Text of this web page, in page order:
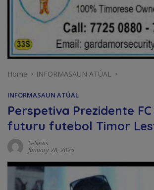
Home INFORMASAUN ATÚAL
INFORMASAUN ATÚAL
Perspetiva Prezidente FC
futuru futebol Timor
G-News
January 28, 2025